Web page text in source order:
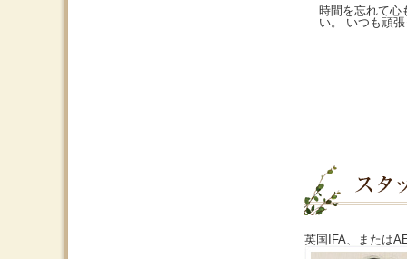
時間を忘れて心
い。 いつも頑
英国IFA、または